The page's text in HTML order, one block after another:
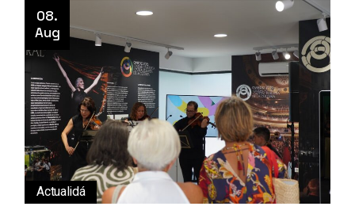
08.
Aug
Actualidá